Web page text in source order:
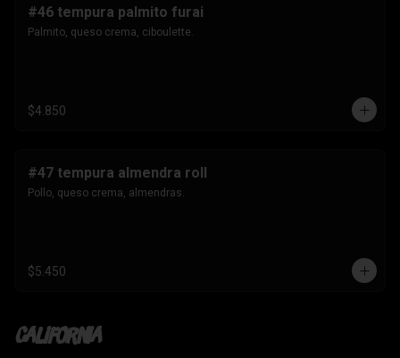
#46 tempura palmito furai
Palmito, queso crema, ciboulette.
$4.850
#47 tempura almendra roll
Pollo, queso crema, almendras.
$5.450
California